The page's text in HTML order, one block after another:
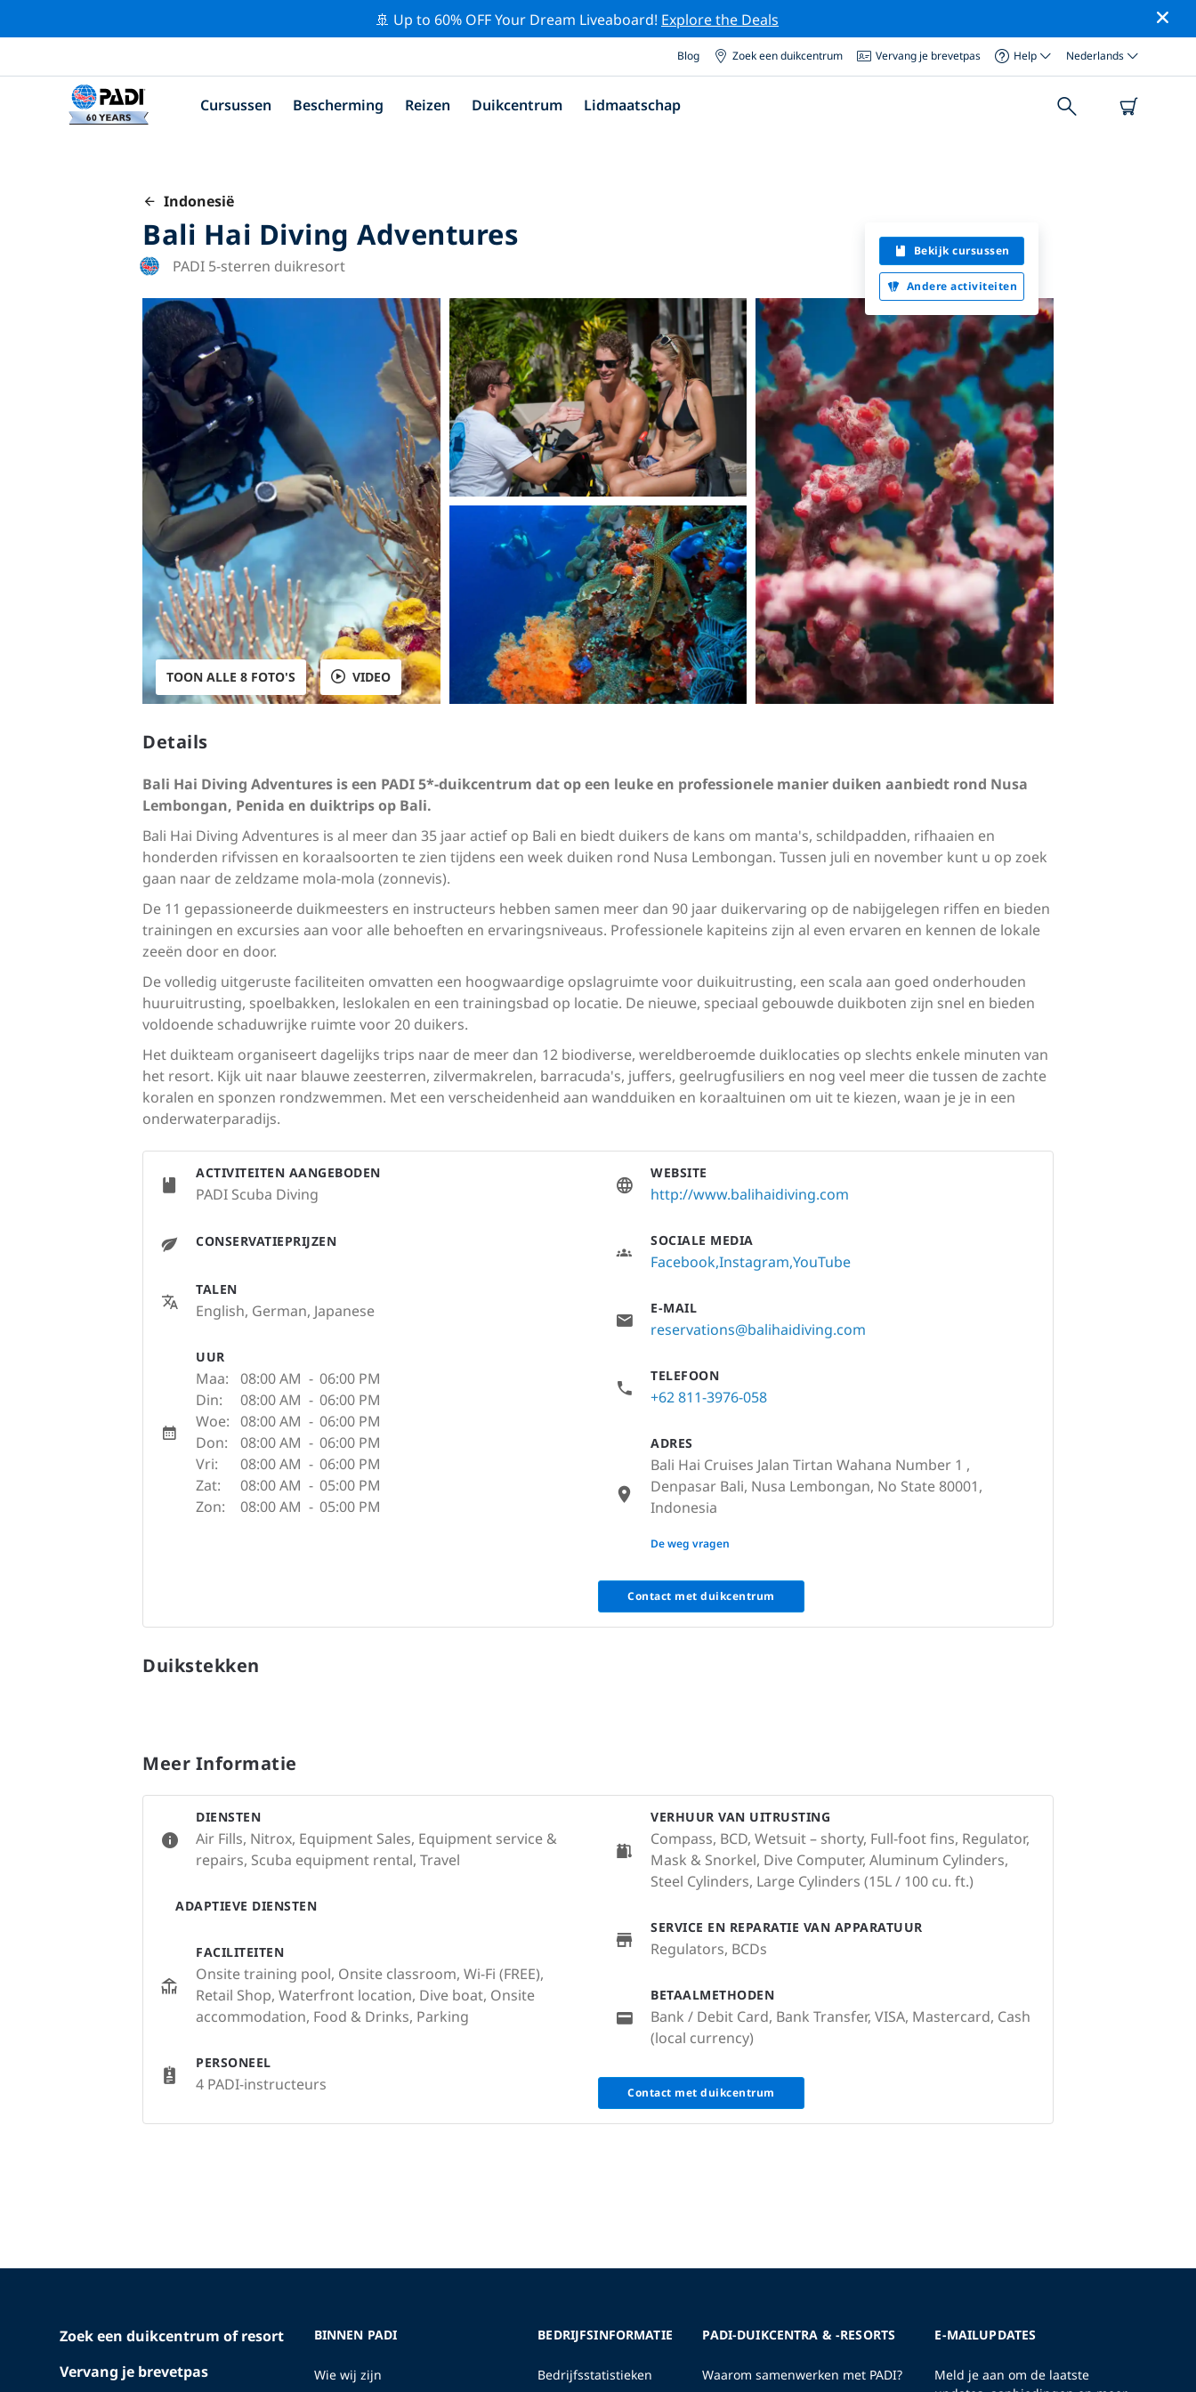
🚢 Up to 60% OFF Your Dream Liveaboard! Explore the Deals
Blog Zoek een duikcentrum Vervang je brevetpas Help Nederlands
Cursussen Bescherming Reizen Duikcentrum Lidmaatschap
Indonesië
Bali Hai Diving Adventures
PADI 5-sterren duikresort
Bekijk cursussen
Andere activiteiten
TOON ALLE 8 FOTO'S VIDEO
Details
Bali Hai Diving Adventures is een PADI 5*-duikcentrum dat op een leuke en professionele manier duiken aanbiedt rond Nusa
Lembongan, Penida en duiktrips op Bali.
Bali Hai Diving Adventures is al meer dan 35 jaar actief op Bali en biedt duikers de kans om manta's, schildpadden, rifhaaien en
honderden rifvissen en koraalsoorten te zien tijdens een week duiken rond Nusa Lembongan. Tussen juli en november kunt u op zoek
gaan naar de zeldzame mola-mola (zonnevis).
De 11 gepassioneerde duikmeesters en instructeurs hebben samen meer dan 90 jaar duikervaring op de nabijgelegen riffen en bieden
trainingen en excursies aan voor alle behoeften en ervaringsniveaus. Professionele kapiteins zijn al even ervaren en kennen de lokale
zeeën door en door.
De volledig uitgeruste faciliteiten omvatten een hoogwaardige opslagruimte voor duikuitrusting, een scala aan goed onderhouden
huuruitrusting, spoelbakken, leslokalen en een trainingsbad op locatie. De nieuwe, speciaal gebouwde duikboten zijn snel en bieden
voldoende schaduwrijke ruimte voor 20 duikers.
Het duikteam organiseert dagelijks trips naar de meer dan 12 biodiverse, wereldberoemde duiklocaties op slechts enkele minuten van
het resort. Kijk uit naar blauwe zeesterren, zilvermakrelen, barracuda's, juffers, geelrugfusiliers en nog veel meer die tussen de zachte
koralen en sponzen rondzwemmen. Met een verscheidenheid aan wandduiken en koraaltuinen om uit te kiezen, waan je je in een
onderwaterparadijs.
ACTIVITEITEN AANGEBODEN
PADI Scuba Diving
CONSERVATIEPRIJZEN
TALEN
English, German, Japanese
UUR
Maa: 08:00 AM - 06:00 PM
Din:
08:00 AM - 06:00 PM
Woe: 08:00 AM - 06:00 PM
Don:
08:00 AM - 06:00 PM
Vri:
08:00 AM - 06:00 PM
Zat:
08:00 AM - 05:00 PM
Zon:
08:00 AM - 05:00 PM
WEBSITE
http://www.balihaidiving.com
SOCIALE MEDIA
FacebookInstagram YouTube
E-MAIL
reservations@balihaidiving.com
TELEFOON
+62 811-3976-058
ADRES
Bali Hai Cruises Jalan Tirtan Wahana Number 1 ,
Denpasar Bali, Nusa Lembongan, No State 80001,
Indonesia
None
De weg vragen
Contact met duikcentrum
Duikstekken
Meer Informatie
DIENSTEN
Air Fills, Nitrox, Equipment Sales, Equipment service &
repairs, Scuba equipment rental, Travel
ADAPTIEVE DIENSTEN
FACILITEITEN
Onsite training pool, Onsite classroom, Wi-Fi (FREE),
Retail Shop, Waterfront location, Dive boat, Onsite
accommodation, Food & Drinks, Parking
PERSONEEL
4 PADI-instructeurs
VERHUUR VAN UITRUSTING
Compass, BCD, Wetsuit – shorty, Full-foot fins, Regulator,
Mask & Snorkel, Dive Computer, Aluminum Cylinders,
Steel Cylinders, Large Cylinders (15L / 100 cu. ft.)
SERVICE EN REPARATIE VAN APPARATUUR
Regulators, BCDs
BETAALMETHODEN
Bank / Debit Card, Bank Transfer, VISA, Mastercard, Cash
(local currency)
Contact met duikcentrum
Zoek een duikcentrum of resort
Vervang je brevetpas
BINNEN PADI
Wie wij zijn
BEDRIJFSINFORMATIE
Bedrijfsstatistieken
PADI-DUIKCENTRA & -RESORTS
Waarom samenwerken met PADI?
E-MAILUPDATES
Meld je aan om de laatste